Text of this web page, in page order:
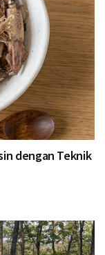
dengan Teknik